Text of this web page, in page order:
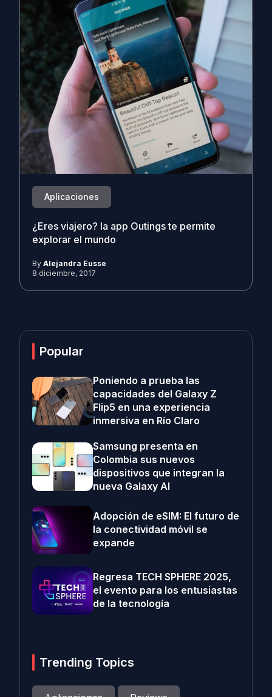
Aplicaciones
¿Eres viajero? la app Outings te permite
explorar el mundo
By Alejandra Eusse
8 diciembre, 2017
Popular
Poniendo a prueba las
capacidades del Galaxy Z
Flip5 en una experiencia
inmersiva en Río Claro
Samsung presenta en
Colombia sus nuevos
dispositivos que integran la
nueva Galaxy AI
Adopción de eSIM: El futuro de
la conectividad móvil se
expande
Regresa TECH SPHERE 2025,
el evento para los entusiastas
de la tecnología
Trending Topics